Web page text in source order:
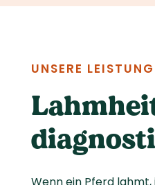
UNSERE LEISTUNG
Wenn ein Pferd